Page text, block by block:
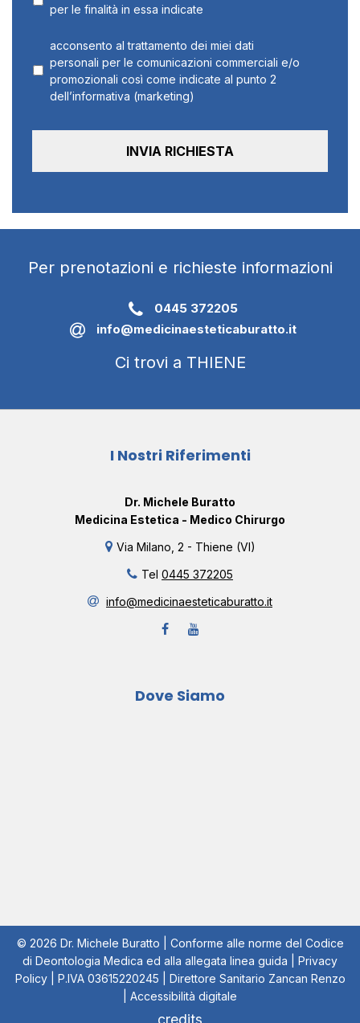
per le finalità in essa indicate
acconsento al trattamento dei miei dati
personali per le comunicazioni commerciali e/o
promozionali così come indicate al punto 2
dell’informativa (marketing)
Per prenotazioni e richieste informazioni
0445 372205
info@medicinaesteticaburatto.it
Ci trovi a THIENE
I Nostri Riferimenti
Dr. Michele Buratto
Medicina Estetica - Medico Chirurgo
Via Milano, 2 - Thiene (VI)
Tel 0445 372205
info@medicinaesteticaburatto.it
Dove Siamo
© 2026 Dr. Michele Buratto | Conforme alle norme del Codice
di Deontologia Medica ed alla allegata linea guida | Privacy
Policy| P.IVA 03615220245 | Direttore Sanitario Zancan Renzo
Accessibilità digitale
credits